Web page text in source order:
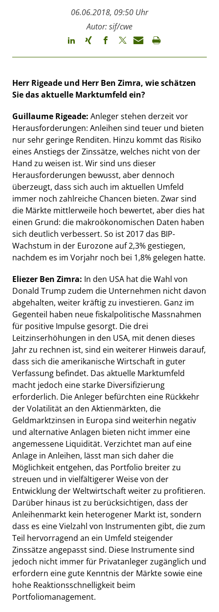
06.06.2018, 09:50 Uhr
Autor: sif/cwe
Herr Rigeade und Herr Ben Zimra, wie schätzen
Sie das aktuelle Marktumfeld ein?
Guillaume Rigeade: Anleger stehen derzeit vor
Herausforderungen: Anleihen sind teuer und bieten
nur sehr geringe Renditen. Hinzu kommt das Risiko
eines Anstiegs der Zinssätze, welches nicht von der
Hand zu weisen ist. Wir sind uns dieser
Herausforderungen bewusst, aber dennoch
überzeugt, dass sich auch im aktuellen Umfeld
immer noch zahlreiche Chancen bieten. Zwar sind
die Märkte mittlerweile hoch bewertet, aber dies hat
einen Grund: die makroökonomischen Daten haben
sich deutlich verbessert. So ist 2017 das BIP-
Wachstum in der Eurozone auf 2,3% gestiegen,
nachdem es im Vorjahr noch bei 1,8% gelegen hatte.
Eliezer Ben Zimra: In den USA hat die Wahl von
Donald Trump zudem die Unternehmen nicht davon
abgehalten, weiter kräftig zu investieren. Ganz im
Gegenteil haben neue fiskalpolitische Massnahmen
für positive Impulse gesorgt. Die drei
Leitzinserhöhungen in den USA, mit denen dieses
Jahr zu rechnen ist, sind ein weiterer Hinweis darauf,
dass sich die amerikanische Wirtschaft in guter
Verfassung befindet. Das aktuelle Marktumfeld
macht jedoch eine starke Diversifizierung
erforderlich. Die Anleger befürchten eine Rückkehr
der Volatilität an den Aktienmärkten, die
Geldmarktzinsen in Europa sind weiterhin negativ
und alternative Anlagen bieten nicht immer eine
angemessene Liquidität. Verzichtet man auf eine
Anlage in Anleihen, lässt man sich daher die
Möglichkeit entgehen, das Portfolio breiter zu
streuen und in vielfältigerer Weise von der
Entwicklung der Weltwirtschaft weiter zu profitieren.
Darüber hinaus ist zu berücksichtigen, dass der
Anleihenmarkt kein heterogener Markt ist, sondern
dass es eine Vielzahl von Instrumenten gibt, die zum
Teil hervorragend an ein Umfeld steigender
Zinssätze angepasst sind. Diese Instrumente sind
jedoch nicht immer für Privatanleger zugänglich und
erfordern eine gute Kenntnis der Märkte sowie eine
hohe Reaktionsschnelligkeit beim
Portfoliomanagement.